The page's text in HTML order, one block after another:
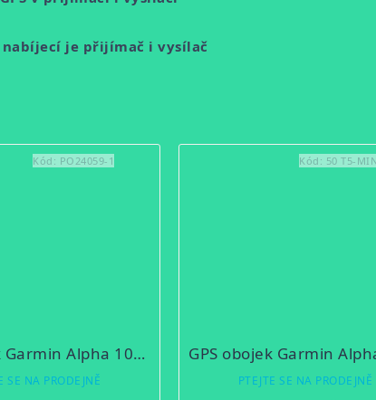
nabíjecí je přijímač i vysílač
GPS obojek Garmin Alpha 100 + T5(mini) + CZ/EU TOPO
SE NA PRODEJNĚ
Kód: PO24059-1
PTEJTE SE NA PRODEJNĚ
Kód: 50 T5-